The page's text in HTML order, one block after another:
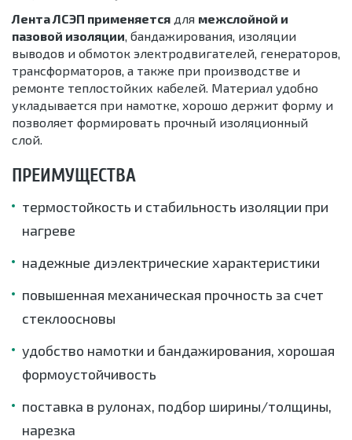
Лента ЛСЭП применяется для межслойной и
пазовой изоляции, бандажирования, изоляции
выводов и обмоток электродвигателей, генераторов,
трансформаторов, а также при производстве и
ремонте теплостойких кабелей. Материал удобно
укладывается при намотке, хорошо держит форму и
позволяет формировать прочный изоляционный
слой.
ПРЕИМУЩЕСТВА
термостойкость и стабильность изоляции при
нагреве
надежные диэлектрические характеристики
повышенная механическая прочность за счет
стеклоосновы
удобство намотки и бандажирования, хорошая
формоустойчивость
поставка в рулонах, подбор ширины/толщины,
нарезка